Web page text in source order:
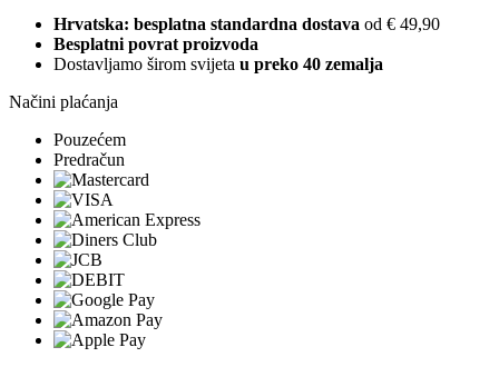
Hrvatska: besplatna standardna dostava od € 49,90
Besplatni povrat proizvoda
Dostavljamo širom svijeta u preko 40 zemalja
Načini plaćanja
Pouzećem
Predračun